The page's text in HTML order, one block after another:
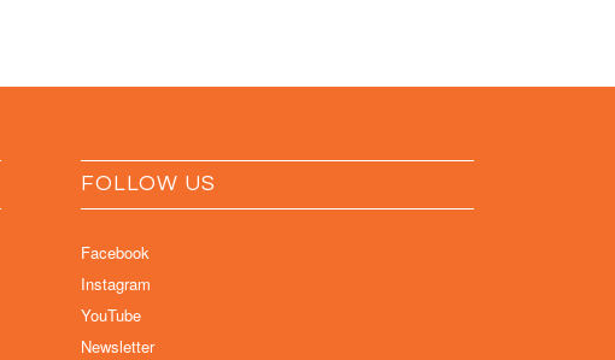
FOLLOW US
Facebook
Instagram
YouTube
Newsletter